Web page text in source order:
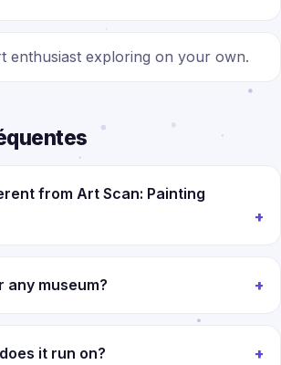
enthusiast exploring on your own.
from Art Scan: Painting
any museum?
it run on?